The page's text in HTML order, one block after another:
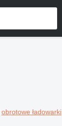
obrotowe ładowarki